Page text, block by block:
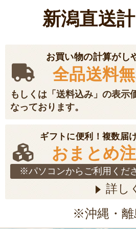
新潟直送
お買い物の計算がし
全品送料
もしくは「送料込み」の表示
なっております。
ギフトに便利！複数届
おまとめ
※パソコンからご利用くだ
詳し
※沖縄・離